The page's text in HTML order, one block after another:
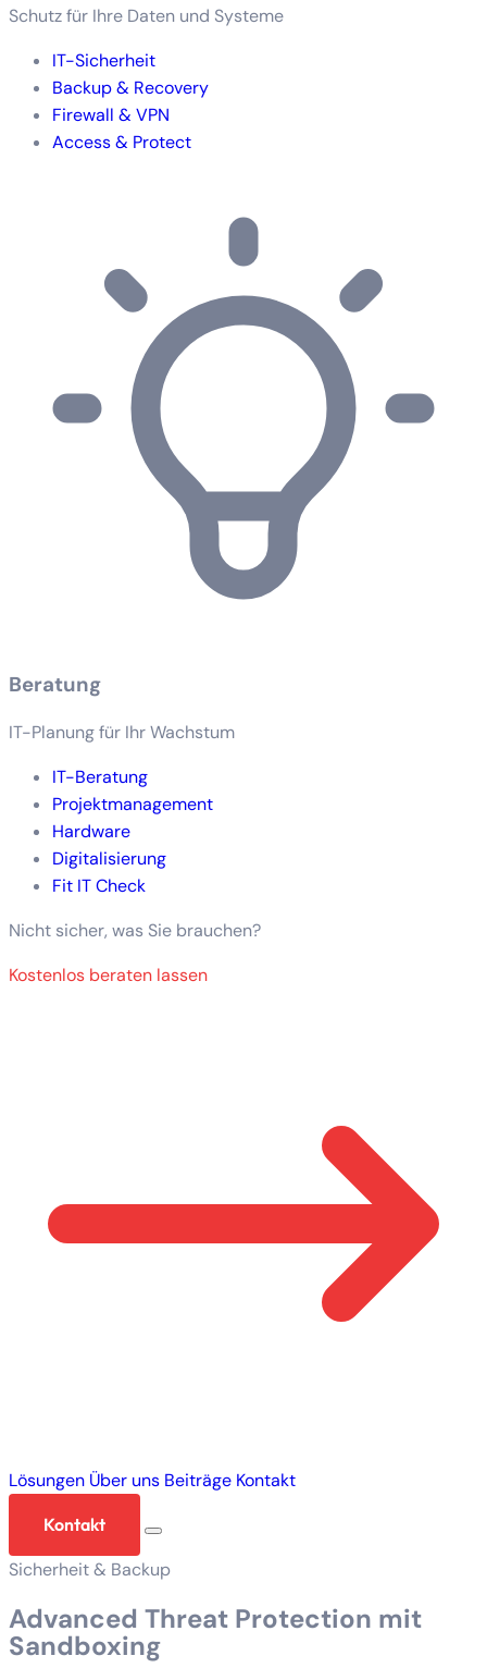
Schutz für Ihre Daten und Systeme
IT-Sicherheit
Backup & Recovery
Firewall & VPN
Access & Protect
Beratung
IT-Planung für Ihr Wachstum
IT-Beratung
Projektmanagement
Hardware
Digitalisierung
Fit IT Check
Nicht sicher, was Sie brauchen?
Kostenlos beraten lassen
Lösungen Über uns Beiträge Kontakt
Kontakt
Sicherheit & Backup
Advanced Threat Protection mit
Sandboxing